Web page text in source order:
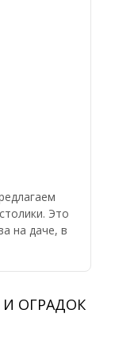
Это
на даче, в
ОГРАДОК